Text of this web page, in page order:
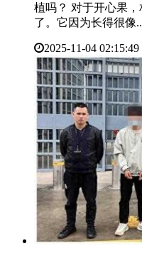
植吗？ 对于开心果
了。它因为长得很像
2025-11-04 02:15:49